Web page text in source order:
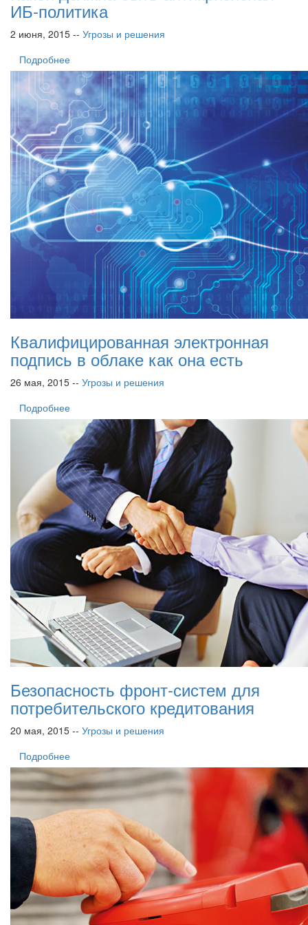
ИБ-политика
2 июня, 2015 -- Угрозы и решения
Подробнее
Квалифицированная электронная
подпись в облаке как она есть
26 мая, 2015 -- Угрозы и решения
Подробнее
Безопасность фронт-систем для
потребительского кредитования
20 мая, 2015 -- Угрозы и решения
Подробнее